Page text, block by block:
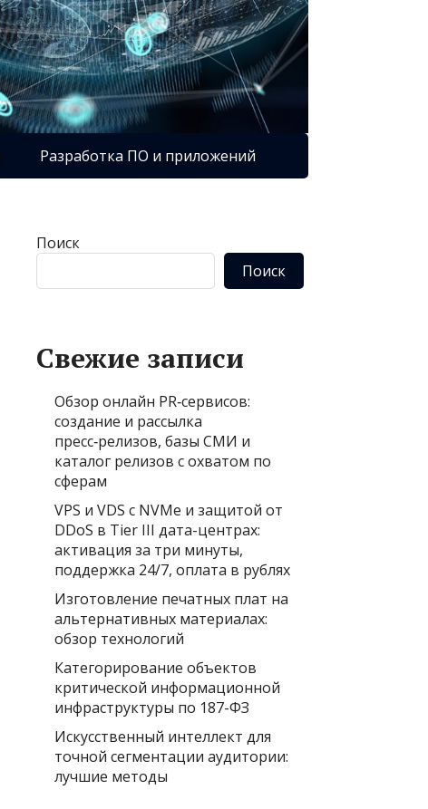
Разработка ПО и приложений
Поиск
Поиск
Свежие записи
Обзор онлайн PR‑сервисов:
создание и рассылка
пресс‑релизов, базы СМИ и
каталог релизов с охватом по
сферам
VPS и VDS с NVMe и защитой от
DDoS в Tier III дата-центрах:
активация за три минуты,
поддержка 24/7, оплата в рублях
Изготовление печатных плат на
альтернативных материалах:
обзор технологий
Категорирование объектов
критической информационной
инфраструктуры по 187-ФЗ
Искусственный интеллект для
точной сегментации аудитории:
лучшие методы